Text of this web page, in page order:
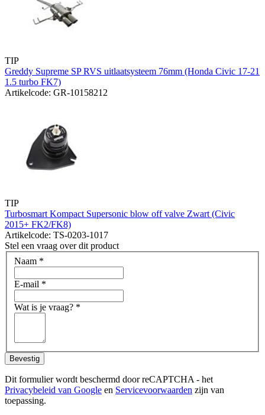
TIP
Greddy Supreme SP RVS uitlaatsysteem 76mm (Honda Civic 17-21
1.5 turbo FK7)
Artikelcode: GR-10158212
TIP
Turbosmart Kompact Supersonic blow off valve Zwart (Civic
2015+ FK2/FK8)
Artikelcode: TS-0203-1017
Stel een vraag over dit product
Naam *
E-mail *
Wat is je vraag? *
Bevestig
Dit formulier wordt beschermd door reCAPTCHA - het
Privacybeleid van Google en Servicevoorwaarden zijn van
toepassing.